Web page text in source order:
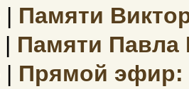
| Памяти
| Памяти Павла
| Прямой эфир: